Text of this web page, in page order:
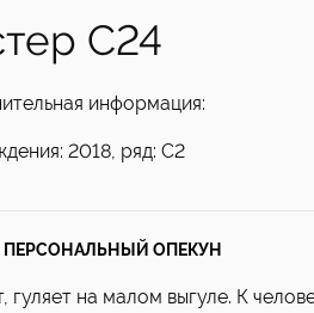
С24
информация:
2018, ряд: С2
ПЕРСОНАЛЬНЫЙ ОПЕКУН
на малом выгуле. К